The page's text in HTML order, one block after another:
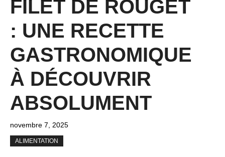
FILET DE ROUGET
: UNE RECETTE
GASTRONOMIQUE
À DÉCOUVRIR
ABSOLUMENT
novembre 7, 2025
ALIMENTATION